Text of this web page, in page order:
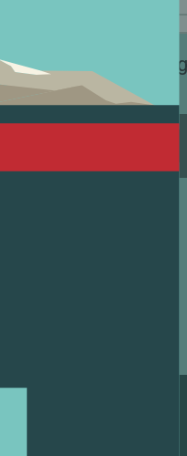
die Versandkosten